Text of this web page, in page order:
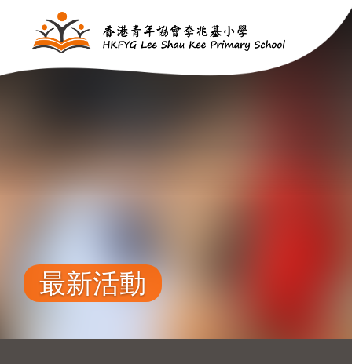
移至主內容
最新活動